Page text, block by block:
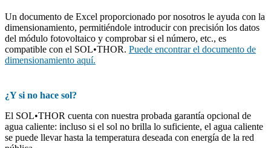
Un documento de Excel proporcionado por nosotros le ayuda con la
dimensionamiento, permitiéndole introducir con precisión los datos
del módulo fotovoltaico y comprobar si el número, etc., es
compatible con el SOL•THOR. Puede encontrar el documento de
dimensionamiento aquí.
¿Y si no hace sol?
El SOL•THOR cuenta con nuestra probada garantía opcional de
agua caliente: incluso si el sol no brilla lo suficiente, el agua caliente
se puede llevar hasta la temperatura deseada con energía de la red